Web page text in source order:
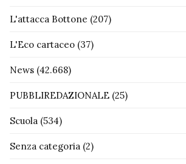
L'attacca Bottone (207)
L'Eco cartaceo (37)
News (42.668)
PUBBLIREDAZIONALE (25)
Scuola (534)
Senza categoria (2)